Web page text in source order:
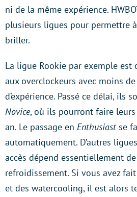
ni de la même expérience.
plusieurs ligues pour permettre
briller.
La ligue Rookie par exemple
aux overclockeurs avec moins
d’expérience. Passé ce délai, ils
Novice, où ils pourront faire
an. Le passage en Enthusiastse
automatiquement. D’autres
accès dépend essentiellement
refroidissement. Si vous avez
et des watercooling, il est alors